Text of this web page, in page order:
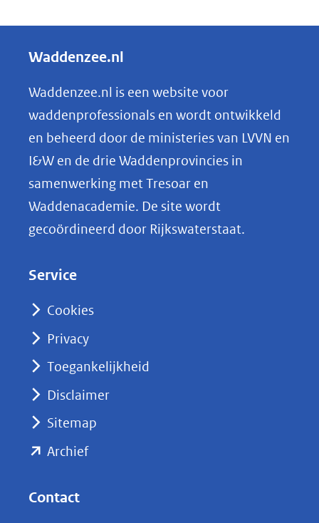
e
e
n
o
p
k
e
nieuw
naar
Waddenzee.nl
Waddenzee.nl is een website voor
waddenprofessionals en wordt ontwikkeld
en beheerd door de ministeries van LVVN en
I&W en de drie Waddenprovincies in
samenwerking met Tresoar en
Waddenacademie. De site wordt
gecoördineerd door Rijkswaterstaat.
Service
Cookies
Privacy
Toegankelijkheid
Disclaimer
Sitemap
Archief(opent
Contact